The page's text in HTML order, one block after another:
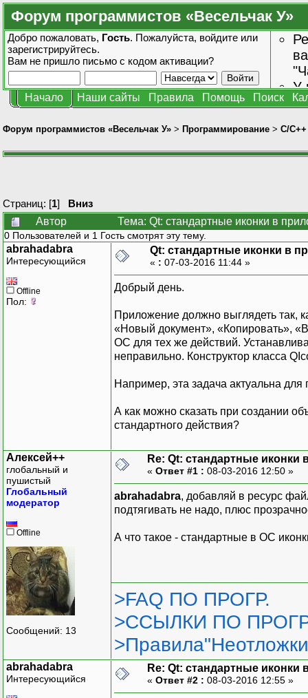
Форум программистов «Весельчак У»
Добро пожаловать, Гость. Пожалуйста, войдите или
зарегистрируйтесь.
Вам не пришло письмо с кодом активации?
У
Начало Наши сайты Правила Помощь Поиск
Форум программистов «Весельчак У» > Программирование > C/C++
Страниц: [1] Вниз
Автор
Тема: Qt: стандартные иконки в
0 Пользователей и 1 Гость смотрят эту тему.
abrahadabra
Интересующийся
Offline
Пол:
Qt: стандартные иконки в
« : 07-03-2016 11:44 »
Добрый день.
Приложение должно выглядеть так,
«Новый документ», «Копировать»,
ОС для тех же действий.
неправильно. Конструктор класса
Например, эта задача актуальна для
А как можно сказать при создании
стандартного действия?
Алексей++
глобальный и
пушистый
Глобальный
модератор
Offline
Сообщений: 13
Re: Qt: стандартные иконки
« Ответ #1 : 08-03-2016 12:50 »
abrahadabra, добавляй в ресурс
подтягивать не надо, плюс
А что такое - стандартные в ОС
>FAQ ПО ПРОГР.
>ССЫЛКИ ПО
abrahadabra
Интересующийся
Re: Qt: стандартные иконки
« Ответ #2 : 08-03-2016 12:55 »